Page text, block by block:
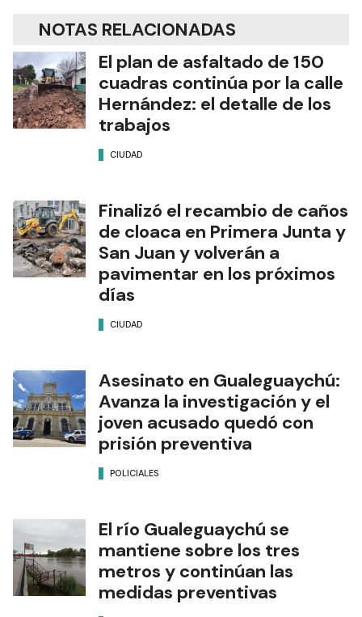
NOTAS RELACIONADAS
El plan de asfaltado de 150
cuadras continúa por la calle
Hernández: el detalle de los
trabajos
CIUDAD
Finalizó el recambio de caños
de cloaca en Primera Junta y
San Juan y volverán a
pavimentar en los próximos
días
CIUDAD
Asesinato en Gualeguaychú:
Avanza la investigación y el
joven acusado quedó con
prisión preventiva
POLICIALES
El río Gualeguaychú se
mantiene sobre los tres
metros y continúan las
medidas preventivas